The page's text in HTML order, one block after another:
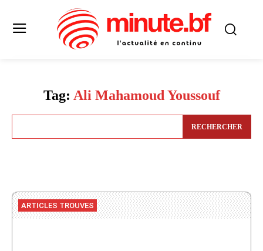
Tag: Ali Mahamoud Youssouf
RECHERCHER
ARTICLES TROUVES